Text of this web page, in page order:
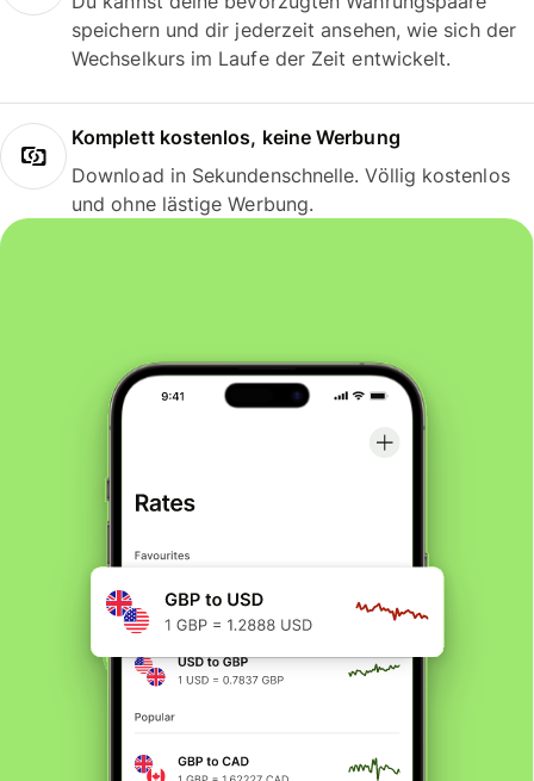
speichern und dir jederzeit ansehen, wie sich der
Wechselkurs im Laufe der Zeit entwickelt.
Komplett kostenlos, keine Werbung
Download in Sekundenschnelle. Völlig kostenlos
und ohne lästige Werbung.